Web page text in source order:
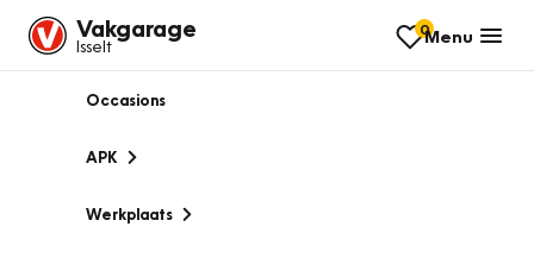
Vakgarage
Isselt
0Menu
Occasions
APK
Werkplaats